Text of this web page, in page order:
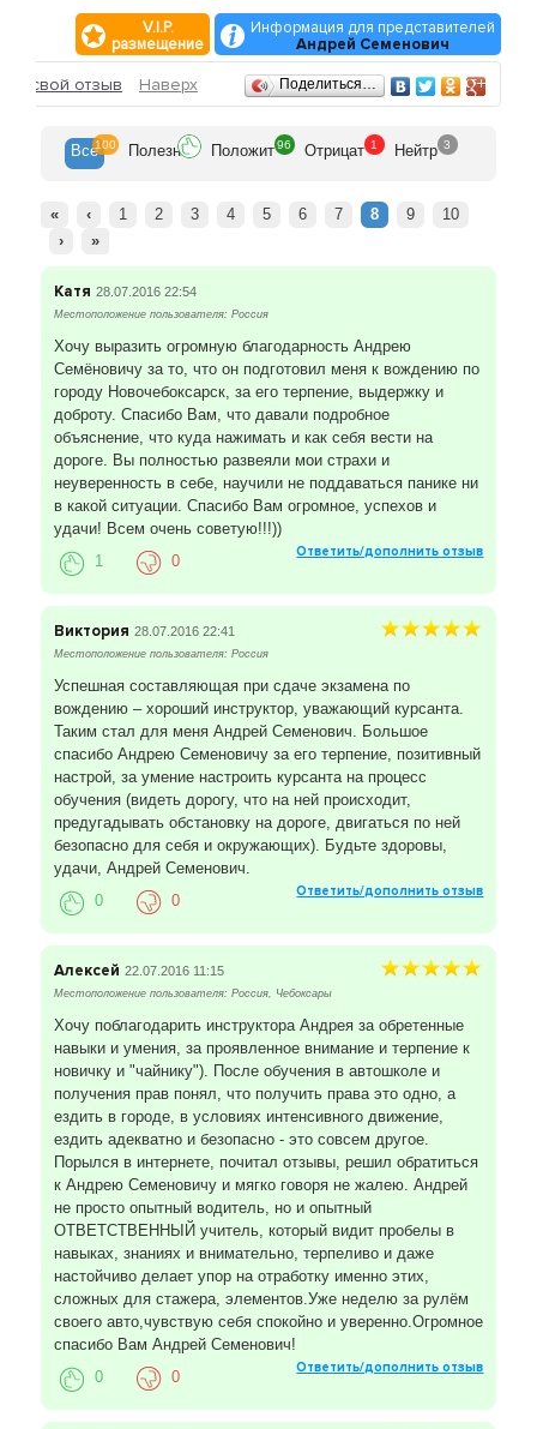
V.I.P.
размещение
Информация для представителей
Андрей Семенович
Отзывы
свой отзыв Наверх Поделиться…
Все100 Полезн Положит 96 Отрицат 1 Нейтр 3
« ‹ 1 2 3 4 5 6 7 8 9
10
›
»
Катя 28.07.2016 22:54
Местоположение пользователя: Россия
Хочу выразить огромную благодарность Андрею
Семёновичу за то, что он подготовил меня к вождению по
городу Новочебоксарск, за его терпение, выдержку и
доброту. Спасибо Вам, что давали подробное
объяснение, что куда нажимать и как себя вести на
дороге. Вы полностью развеяли мои страхи и
неуверенность в себе, научили не поддаваться панике ни
в какой ситуации. Спасибо Вам огромное, успехов и
удачи! Всем очень советую!!!))
Ответить/дополнить отзыв
1 0
Виктория 28.07.2016 22:41
Местоположение пользователя: Россия
Успешная составляющая при сдаче экзамена по
вождению – хороший инструктор, уважающий курсанта.
Таким стал для меня Андрей Семенович. Большое
спасибо Андрею Семеновичу за его терпение, позитивный
настрой, за умение настроить курсанта на процесс
обучения (видеть дорогу, что на ней происходит,
предугадывать обстановку на дороге, двигаться по ней
безопасно для себя и окружающих). Будьте здоровы,
удачи, Андрей Семенович.
Ответить/дополнить отзыв
0 0
Алексей 22.07.2016 11:15
Местоположение пользователя: Россия, Чебоксары
Хочу поблагодарить инструктора Андрея за обретенные
навыки и умения, за проявленное внимание и терпение к
новичку и "чайнику"). После обучения в автошколе и
получения прав понял, что получить права это одно, а
ездить в городе, в условиях интенсивного движение,
ездить адекватно и безопасно - это совсем другое.
Порылся в интернете, почитал отзывы, решил обратиться
к Андрею Семеновичу и мягко говоря не жалею. Андрей
не просто опытный водитель, но и опытный
ОТВЕТСТВЕННЫЙ учитель, который видит пробелы в
навыках, знаниях и внимательно, терпеливо и даже
настойчиво делает упор на отработку именно этих,
сложных для стажера, элементов.Уже неделю за рулём
своего авто,чувствую себя спокойно и уверенно.Огромное
спасибо Вам Андрей Семенович!
Ответить/дополнить отзыв
0 0